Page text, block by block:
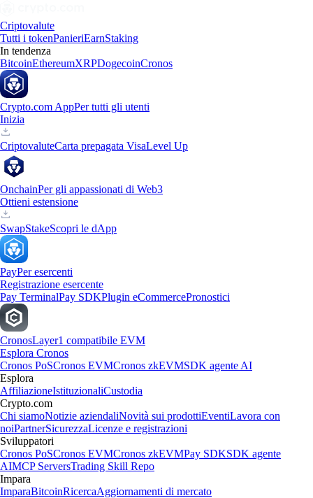
Criptovalute
Tutti i tokenPanieriEarnStaking
In tendenza
BitcoinEthereumXRPDogecoinCronos
Crypto.com AppPer tutti gli utenti
Inizia
CriptovaluteCarta prepagata VisaLevel Up
OnchainPer gli appassionati di Web3
Ottieni estensione
SwapStakeScopri le dApp
PayPer esercenti
Registrazione esercente
Pay TerminalPay SDKPlugin eCommercePronostici
CronosLayer1 compatibile EVM
Esplora Cronos
Cronos PoSCronos EVMCronos zkEVMSDK agente AI
Esplora
AffiliazioneIstituzionaliCustodia
Crypto.com
Chi siamoNotizie aziendaliNovità sui prodottiEventiLavora con
noiPartnerSicurezzaLicenze e registrazioni
Sviluppatori
Cronos PoSCronos EVMCronos zkEVMPay SDKSDK agente
AIMCP ServersTrading Skill Repo
Impara
ImparaBitcoinRicercaAggiornamenti di mercato